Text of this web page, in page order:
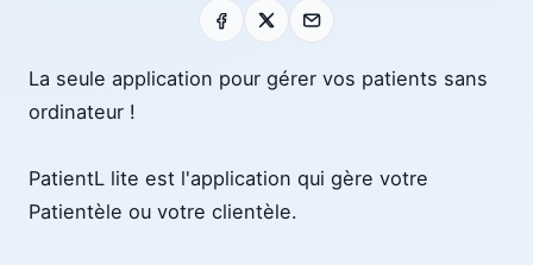
Facebook E-mail
La seule application pour gérer vos patients sans
ordinateur !
PatientL lite est l'application qui gère votre
Patientèle ou votre clientèle.